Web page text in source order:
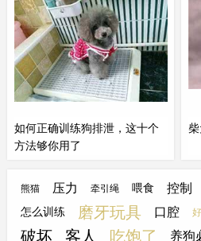
猫和训练狗不完全是一回事儿。一
般而言，对于习惯了训练狗或其它
动物的人来说，训练猫咪的过程更
有挑战性，因为与其它宠物相比，
小猫咪更独立，而且也不太在意人
类的意见。但是，通过适当的技巧
如何正确训练狗排泄，这十个
方法够你用了
家里随地大小便了，这样的行为不
更是让人难以接受。而且有的狗狗
在一天之中要排泄好几次，这可真
熊猫 压力 牵引绳 喂食 控制
怎么训练 磨牙玩具 口腔
破坏 客人 吃饱了 养狗